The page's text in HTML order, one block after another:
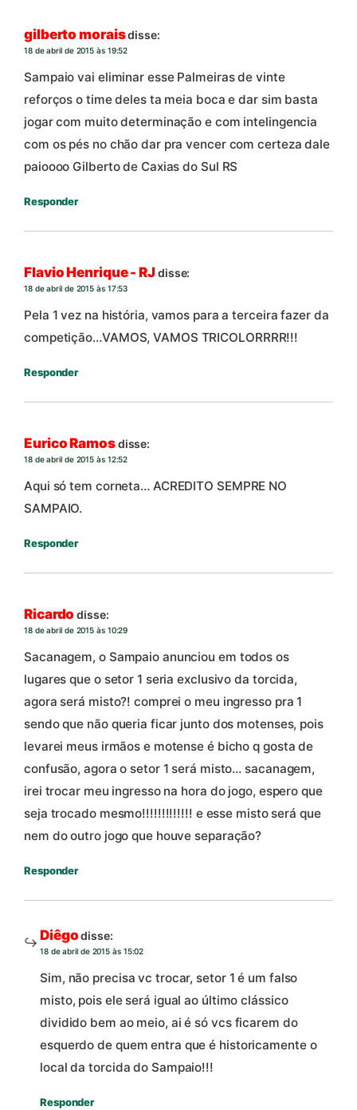
gilberto moraisdisse:
18 de abril de 2015 às 19:52
Sampaio vai eliminar esse Palmeiras de vinte
reforços o time deles ta meia boca e dar sim basta
jogar com muito determinação e com intelingencia
com os pés no chão dar pra vencer com certeza dale
paioooo Gilberto de Caxias do Sul RS
Responder
Flavio Henrique - RJdisse:
18 de abril de 2015 às 17:53
Pela 1 vez na história, vamos para a terceira fazer da
competição…VAMOS, VAMOS TRICOLORRRR!!!
Responder
Eurico Ramosdisse:
18 de abril de 2015 às 12:52
Aqui só tem corneta… ACREDITO SEMPRE NO
SAMPAIO.
Responder
Ricardo disse:
18 de abril de 2015 às 10:29
Sacanagem, o Sampaio anunciou em todos os
lugares que o setor 1 seria exclusivo da torcida,
agora será misto?! comprei o meu ingresso pra 1
sendo que não queria ficar junto dos motenses, pois
levarei meus irmãos e motense é bicho q gosta de
confusão, agora o setor 1 será misto… sacanagem,
irei trocar meu ingresso na hora do jogo, espero que
seja trocado mesmo!!!!!!!!!!!!! e esse misto será que
nem do outro jogo que houve separação?
Responder
Diêgo disse:
18 de abril de 2015 às 15:02
Sim, não precisa vc trocar, setor 1 é um falso
misto, pois ele será igual ao último clássico
dividido bem ao meio, ai é só vcs ficarem do
esquerdo de quem entra que é historicamente o
local da torcida do Sampaio!!!
Responder